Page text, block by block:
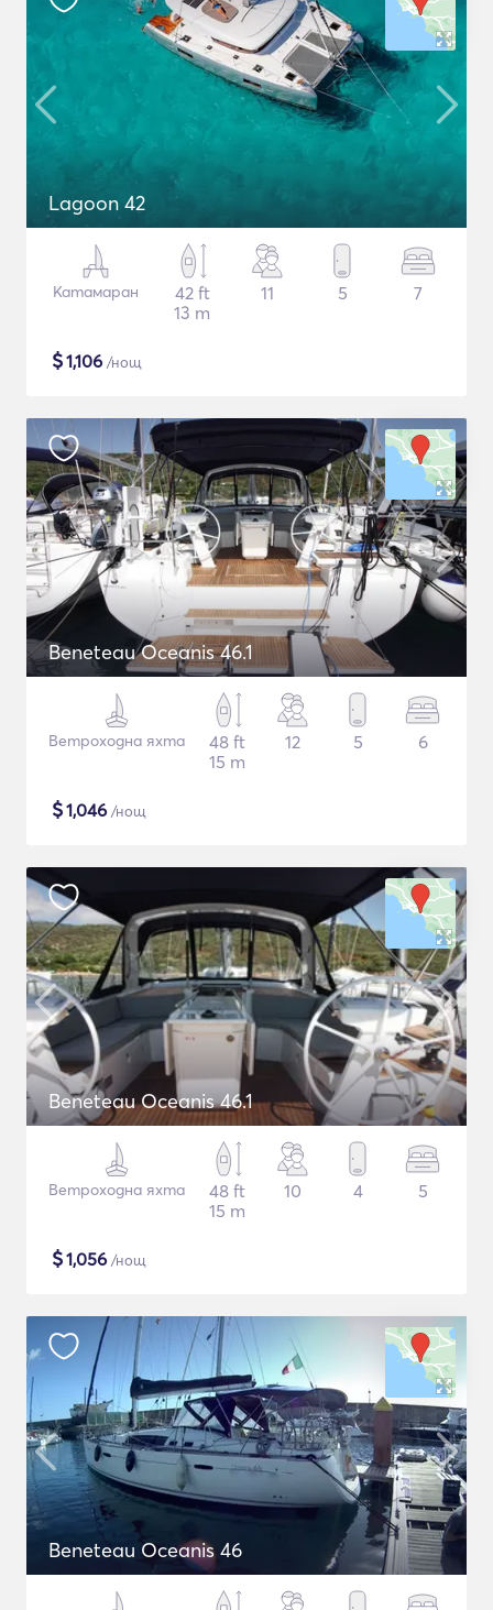
Lagoon 42
Катамаран
42 ft
13 m
11 5 7
$1,106 /нощ
Beneteau Oceanis 46.1
Ветроходна яхта
48 ft
15 m
12 5 6
$1,046 /нощ
Beneteau Oceanis 46.1
Ветроходна яхта
48 ft
15 m
10 4 5
$1,056 /нощ
Beneteau Oceanis 46